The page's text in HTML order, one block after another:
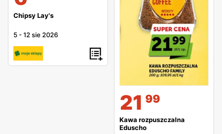
Chipsy Lay's
5 -12 sie 2026
21 99
Kawa rozpuszczalna
Eduscho